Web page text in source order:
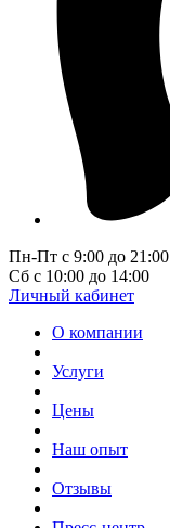
Пн-Пт с 9:00 до 21:00
Сб с 10:00 до 14:00
Личный кабинет
О компании
Услуги
Цены
Наш опыт
Отзывы